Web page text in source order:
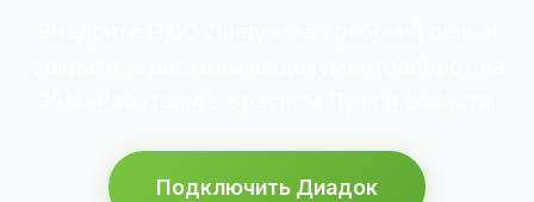
Подключить Диадок